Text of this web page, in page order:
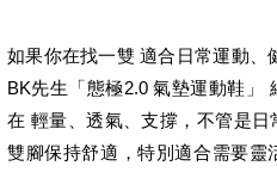
如果你在找一雙 適合日常運動、
BK先生「態極2.0 氣墊運動鞋」
在 輕量、透氣、支撐，不管是
雙腳保持舒適，特別適合需要靈